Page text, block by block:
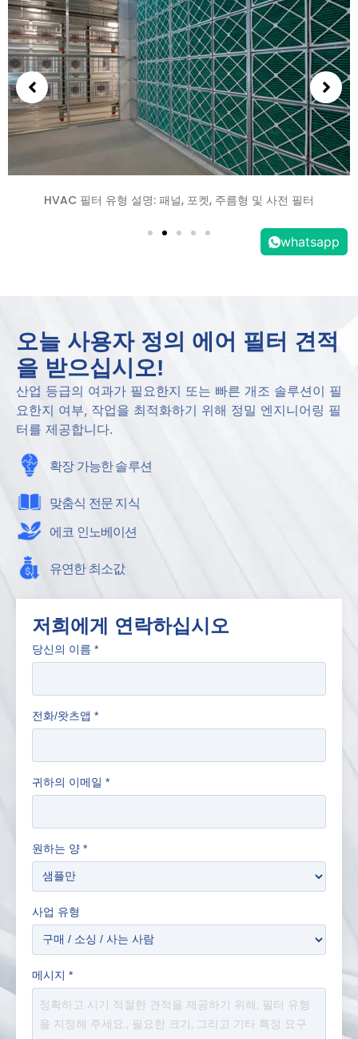
HVAC 필터 유형 설명: 패널, 포켓, 주름형 및 사전 필터
오늘 사용자 정의 에어 필터 견적
을 받으십시오!
산업 등급의 여과가 필요한지 또는 빠른 개조 솔루션이 필
요한지 여부, 작업을 최적화하기 위해 정밀 엔지니어링 필
터를 제공합니다.
확장 가능한 솔루션
맞춤식 전문 지식
에코 인노베이션
유연한 최소값
저희에게 연락하십시오
당신의 이름 *
전화/왓츠앱 *
귀하의 이메일 *
원하는 양 *
사업 유형
메시지 *
whatsapp